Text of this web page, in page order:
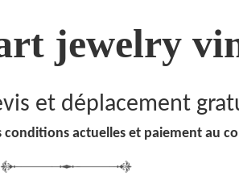
jewelry
et déplacement
conditions actuelles et paiement au